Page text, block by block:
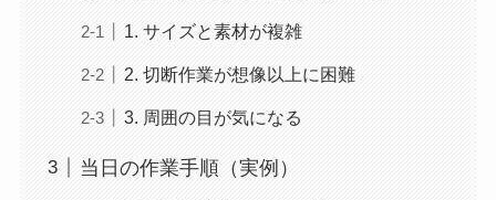
1. サイズと素材が複雑
2. 切断作業が想像以上に困難
3. 周囲の目が気になる
当日の作業手順（実例）